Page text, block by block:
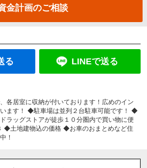
金計画のご相談
る LINEで送る
各居室に収納が付いております！広めのイン
ます！ ◆駐車場は並列２台駐車可能です！ ◆
ラッグストアが徒歩１０分圏内で買い物に便
◆土地建物込の価格 ◆お車のおまとめなど住
！